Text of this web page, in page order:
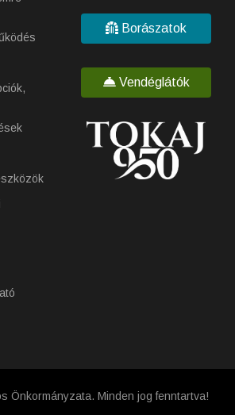
Borászatok
Vendéglátók
Önkormányzata. Minden jog fenntartva!